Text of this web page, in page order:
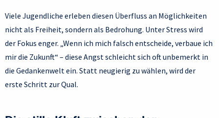
Viele Jugendliche erleben diesen Überfluss an Möglichkeiten
nicht als Freiheit, sondern als Bedrohung. Unter Stress wird
der Fokus enger. „Wenn ich mich falsch entscheide, verbaue ich
mir die Zukunft“ – diese Angst schleicht sich oft unbemerkt in
die Gedankenwelt ein. Statt neugierig zu wählen, wird der
erste Schritt zur Qual.